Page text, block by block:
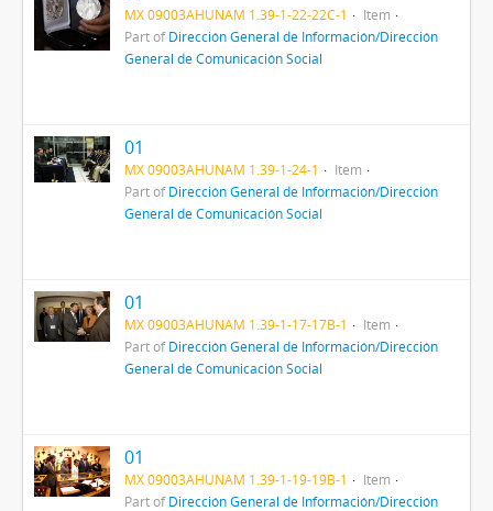
MX 09003AHUNAM 1.39-1-22-22C-1
Item
Part ofDirección General de Información/Dirección
General de Comunicación Social
01
MX 09003AHUNAM 1.39-1-24-1
Item
Part ofDirección General de Información/Dirección
General de Comunicación Social
01
MX 09003AHUNAM 1.39-1-17-17B-1
Item
Part ofDirección General de Información/Dirección
General de Comunicación Social
01
MX 09003AHUNAM 1.39-1-19-19B-1
Item
Part ofDirección General de Información/Dirección